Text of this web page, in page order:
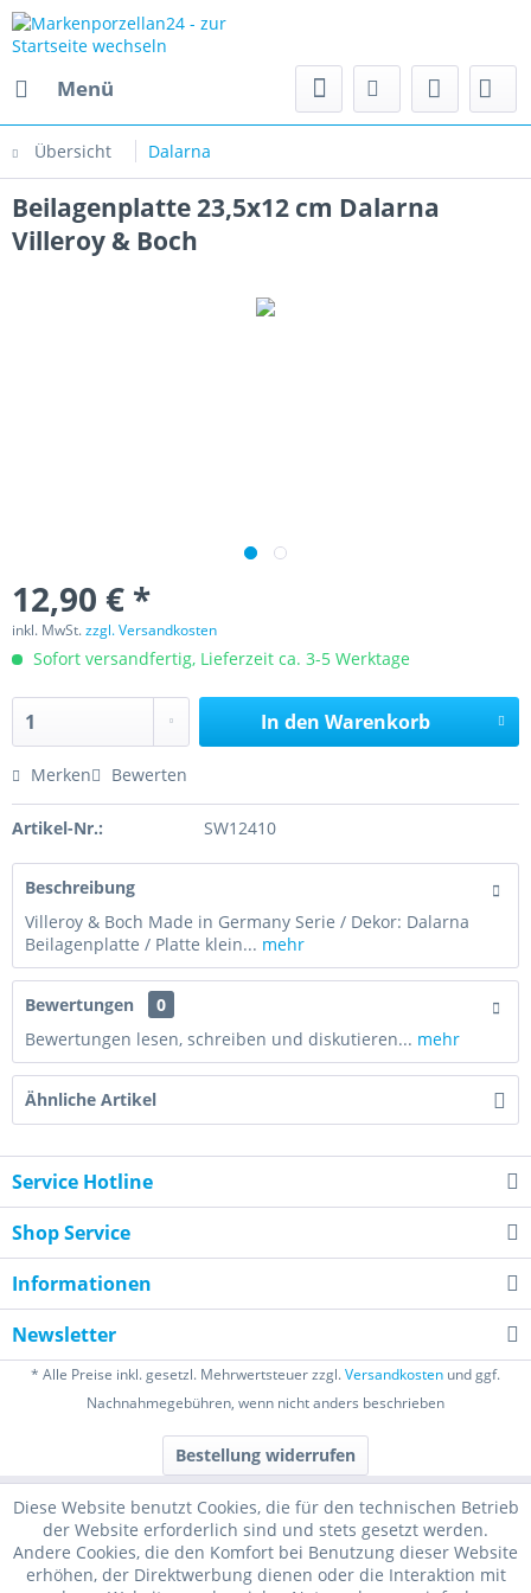
Menü
Übersicht Dalarna
Beilagenplatte 23,5x12 cm Dalarna
Villeroy & Boch
12,90 € *
inkl. MwSt.zzgl. Versandkosten
Sofort versandfertig, Lieferzeit ca. 3-5 Werktage
In den Warenkorb
Merken Bewerten
Artikel-Nr.: SW12410
Beschreibung
Villeroy & Boch Made in Germany Serie / Dekor: Dalarna
Beilagenplatte / Platte klein... mehr
Bewertungen
0
Bewertungen lesen, schreiben und diskutieren... mehr
Ähnliche Artikel
Service Hotline
Shop Service
Informationen
Newsletter
* Alle Preise inkl. gesetzl. Mehrwertsteuer zzgl.Versandkosten und ggf.
Nachnahmegebühren, wenn nicht anders beschrieben
Bestellung widerrufen
Diese Website benutzt Cookies, die für den technischen Betrieb
der Website erforderlich sind und stets gesetzt werden.
Andere Cookies, die den Komfort bei Benutzung dieser Website
erhöhen, der Direktwerbung dienen oder die Interaktion mit